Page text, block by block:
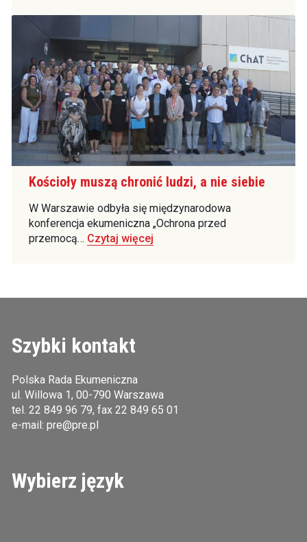
Kościoły muszą chronić ludzi, a nie siebie
W Warszawie odbyła się międzynarodowa
konferencja ekumeniczna „Ochrona przed
przemocą… Czytaj więcej
Szybki kontakt
Polska Rada Ekumeniczna
ul. Willowa 1, 00-790 Warszawa
tel. 22 849 96 79, fax 22 849 65 01
e-mail: pre@pre.pl
Wybierz język